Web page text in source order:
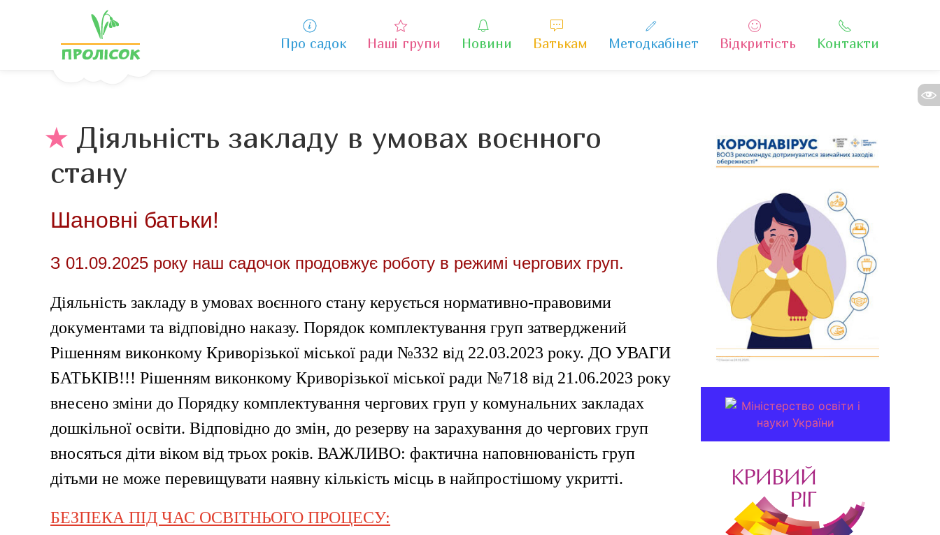
Про садок Наші групи Новини Батькам Методкабінет Відкритість Контакти
Діяльність закладу в умовах воєнного
стану
Шановні батьки!
З 01.09.2025 року наш садочок продовжує роботу в режимі чергових груп.
Діяльність закладу в умовах воєнного стану керується нормативно-правовими
документами та відповідно наказу. Порядок комплектування груп затверджений
Рішенням виконкому Криворізької міської ради №332 від 22.03.2023 року. ДО УВАГИ
БАТЬКІВ!!! Рішенням виконкому Криворізької міської ради №718 від 21.06.2023 року
внесено зміни до Порядку комплектування чергових груп у комунальних закладах
дошкільної освіти. Відповідно до змін, до резерву на зарахування до чергових груп
вносяться діти віком від трьох років. ВАЖЛИВО: фактична наповнюваність груп
дітьми не може перевищувати наявну кількість місць в найпростішому укритті.
БЕЗПЕКА ПІД ЧАС ОСВІТНЬОГО ПРОЦЕСУ: